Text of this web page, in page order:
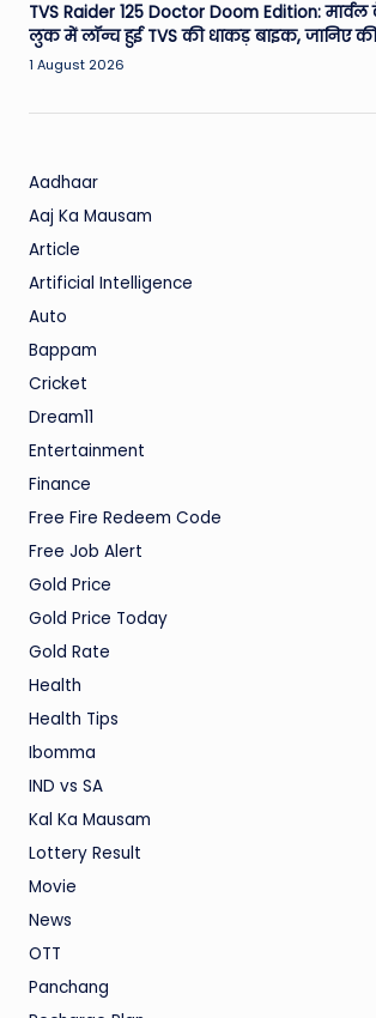
TVS Raider 125 Doctor Doom Edition:
लुक में लॉन्च हुई TVS की धाकड़ बाइक, जानिए
1 August 2026
Aadhaar
Aaj Ka Mausam
Article
Artificial Intelligence
Auto
Bappam
Cricket
Dream11
Entertainment
Finance
Free Fire Redeem Code
Free Job Alert
Gold Price
Gold Price Today
Gold Rate
Health
Health Tips
Ibomma
IND vs SA
Kal Ka Mausam
Lottery Result
Movie
News
OTT
Panchang